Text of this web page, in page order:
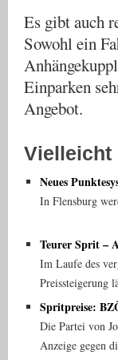
Es gibt auch
Sowohl ein
Einparken
Angebot.
Vielleicht
Neues
In Flensburg
Teurer Sprit –
Im Laufe des
Preissteigerung
Spritpreise:
Die Partei von
Anzeige gegen